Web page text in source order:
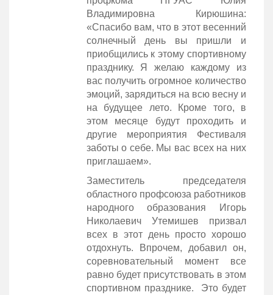
Владимировна Кирюшина:
«Спасибо вам, что в этот весенний
солнечный день вы пришли и
приобщились к этому спортивному
празднику. Я желаю каждому из
вас получить огромное количество
эмоций, зарядиться на всю весну и
на будущее лето. Кроме того, в
этом месяце будут проходить и
другие мероприятия Фестиваля
заботы о себе. Мы вас всех на них
приглашаем».
Заместитель председателя
областного профсоюза работников
народного образования Игорь
Николаевич Утемишев призвал
всех в этот день просто хорошо
отдохнуть. Впрочем, добавил он,
соревновательный момент все
равно будет присутствовать в этом
спортивном празднике. Это будет